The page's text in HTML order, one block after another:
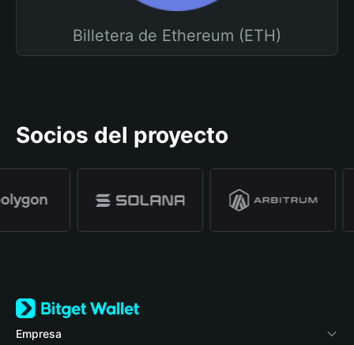
Billetera de Ethereum (ETH)
Socios del proyecto
Empresa